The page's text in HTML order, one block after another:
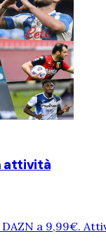
attività
a 9,99€.